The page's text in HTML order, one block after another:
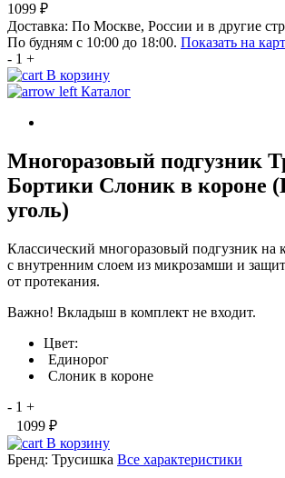
1099 ₽
Доставка: По Москве, России и в другие
По будням с 10:00 до 18:00. Показать на
- 1 +
В корзину
Каталог
Многоразовый подгузник
Бортики Слоник в короне
уголь)
Классический многоразовый подгузник на
с внутренним слоем из микрозамши и
от протекания.
Важно! Вкладыш в комплект не входит.
Цвет:
Единорог
Слоник в короне
- 1 +
1099 ₽
В корзину
Бренд: Трусишка Все характеристики